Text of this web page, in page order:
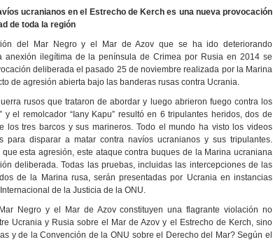
ucranianos en el Estrecho de Kerch es una nueva provocación
de toda la región
del Mar Negro y el Mar de Azov que se ha ido deteriorando
anexión ilegítima de la península de Crimea por Rusia en 2014 se
deliberada el pasado 25 de noviembre realizada por la Marina
de agresión abierta bajo las banderas rusas contra Ucrania.
rusos que trataron de abordar y luego abrieron fuego contra los
y el remolcador “Iany Kapu” resultó en 6 tripulantes heridos, dos de
los tres barcos y sus marineros. Todo el mundo ha visto los videos
para disparar a matar contra navíos ucranianos y sus tripulantes.
esta agresión, este ataque contra buques de la Marina ucraniana
deliberada. Todas las pruebas, incluidas las intercepciones de las
de la Marina rusa, serán presentadas por Ucrania en instancias
de la Justicia de la ONU.
Negro y el Mar de Azov constituyen una flagrante violación no
Ucrania y Rusia sobre el Mar de Azov y el Estrecho de Kerch, sino
y de la Convención de la ONU sobre el Derecho del Mar? Según el